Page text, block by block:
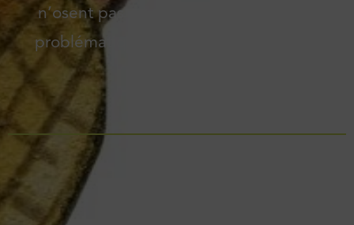
n’osent pas en parler. Zoom sur cette
problématique invisibilisée dans notre